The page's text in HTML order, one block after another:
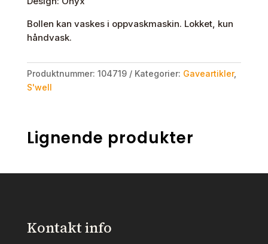
Bollen kan vaskes i oppvaskmaskin. Lokket, kun
håndvask.
Produktnummer: 104719 Kategorier: Gaveartikler,
S'well
Lignende produkter
Kontakt info